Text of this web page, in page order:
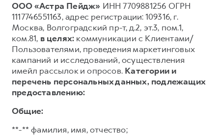
ООО «Астра Пейдж» ИНН 7709881256 ОГРН
1117746551163, адрес регистрации: 109316, г.
Москва, Волгоградский пр-т, д.2, эт.3, пом.1,
ком.81, в целях: коммуникации с Клиентами/
Пользователями, проведения маркетинговых
кампаний и исследований, осуществления
имейл рассылок и опросов. Категории и
перечень персональных данных, подлежащих
предоставлению:
Общие:
**-** фамилия, имя, отчество;